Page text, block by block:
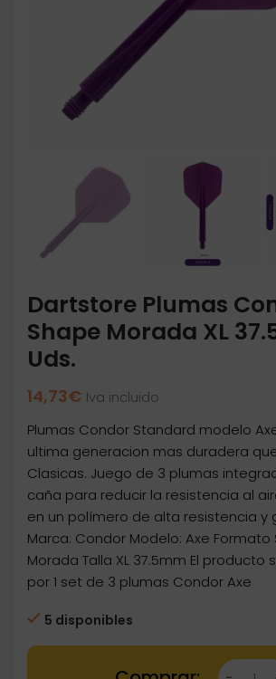
Dartstore Plumas
Shape Morada XL
Uds.
14,73€ Iva incluido
Plumas Condor Standard modelo
ultima generacion mas duradera
Clasicas. Juego de 3 plumas
caña para reducir la resistencia al
en un polímero de alta resistencia y
Marca: Condor Modelo: Axe
Morada Talla XL 37.5mm El producto
por 1 set de 3 plumas Condor Axe
5 disponibles
Dartstore Plumas